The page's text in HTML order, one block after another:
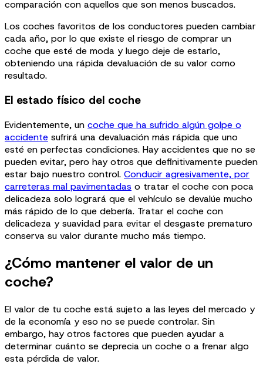
comparación con aquellos que son menos buscados.
Los coches favoritos de los conductores pueden cambiar
cada año, por lo que existe el riesgo de comprar un
coche que esté de moda y luego deje de estarlo,
obteniendo una rápida devaluación de su valor como
resultado.
El estado físico del coche
Evidentemente, un coche que ha sufrido algún golpe o
accidente sufrirá una devaluación más rápida que uno
esté en perfectas condiciones. Hay accidentes que no se
pueden evitar, pero hay otros que definitivamente pueden
estar bajo nuestro control. Conducir agresivamente, por
carreteras mal pavimentadas o tratar el coche con poca
delicadeza solo logrará que el vehículo se devalúe mucho
más rápido de lo que debería. Tratar el coche con
delicadeza y suavidad para evitar el desgaste prematuro
conserva su valor durante mucho más tiempo.
¿Cómo mantener el valor de un
coche?
El valor de tu coche está sujeto a las leyes del mercado y
de la economía y eso no se puede controlar. Sin
embargo, hay otros factores que pueden ayudar a
determinar cuánto se deprecia un coche o a frenar algo
esta pérdida de valor.